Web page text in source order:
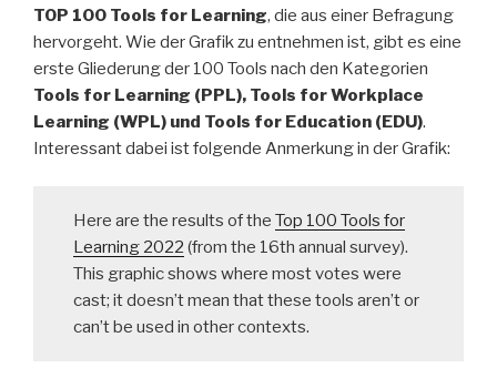
TOP 100 Tools for Learning, die aus einer Befragung
hervorgeht. Wie der Grafik zu entnehmen ist, gibt es eine
erste Gliederung der 100 Tools nach den Kategorien
Tools for Learning (PPL), Tools for Workplace
Learning (WPL) und Tools for Education (EDU).
Interessant dabei ist folgende Anmerkung in der Grafik:
Here are the results of the Top 100 Tools for
Learning 2022 (from the 16th annual survey).
This graphic shows where most votes were
cast; it doesn’t mean that these tools aren’t or
can’t be used in other contexts.